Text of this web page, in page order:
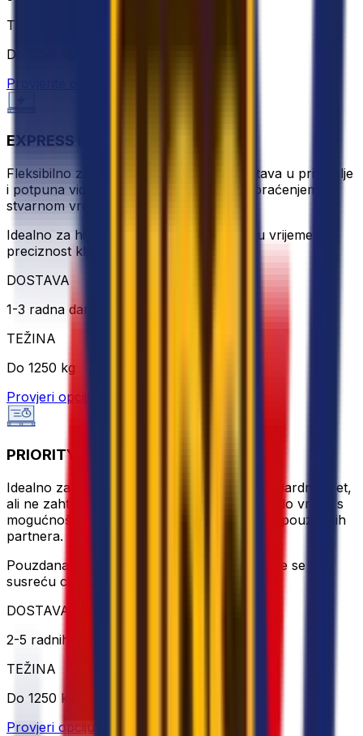
TEŽINA
Do 1250 kg
Provjerite opciju
EXPRESS PALLET
Fleksibilno zakazivanje preuzimanja, dostava u prizemlje
i potpuna vidljivost pošiljke s uključenim praćenjem u
stvarnom vremenu.
Idealno za hitne ili vrijedne pošiljke gdje su vrijeme i
preciznost ključni.
DOSTAVA
1-3 radna dana
TEŽINA
Do 1250 kg
Provjeri opciju
PRIORITY PALLET
Idealno za pošiljke koje ne mogu čekati standardni teret,
ali ne zahtijevaju ekspresne cijene. Od vrata do vrata, s
mogućnošću praćenja i rukovano od strane pouzdanih
partnera.
Pouzdana alternativa ekspresnoj dostavi, gdje se
susreću cijena i točnost.
DOSTAVA
2-5 radnih dana
TEŽINA
Do 1250 kg
Provjeri opciju